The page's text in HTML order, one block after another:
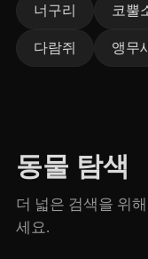
너구리 코뿔
다람쥐 앵무
동물 탐색
더 넓은 검색을 위
세요.